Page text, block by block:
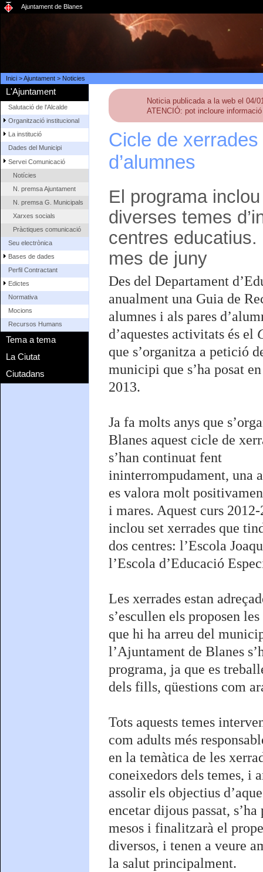
Ajuntament de Blanes
Inici>Ajuntament> Noticies
L'Ajuntament
Salutació de l'Alcalde
Organització institucional
La institució
Dades del Municipi
Servei Comunicació
Notícies
N. premsa Ajuntament
N. premsa G. Municipals
Xarxes socials
Pràctiques comunicació
Seu electrònica
Bases de dades
Perfil Contractant
Edictes
Normativa
Mocions
Recursos Humans
Tema a tema
La Ciutat
Ciutadans
Noticia publicada a la web el 04/
ATENCIÓ: pot incloure
Cicle de
d’alumnes
El programa
diverses temes
centres educatius.
mes de juny
Des del Departament
anualment una Guia de
alumnes i als pares
d’aquestes activitats és el
que s’organitza a petició
municipi que s’ha posat
2013.
Ja fa molts anys que
Blanes aquest cicle de
s’han continuat fent
ininterrompudament, una
es valora molt
i mares. Aquest curs
inclou set xerrades que
dos centres: l’Escola
l’Escola d’Educació
Les xerrades estan
s’escullen els proposen
que hi ha arreu del
l’Ajuntament de Blanes
programa, ja que es
dels fills, qüestions com
Tots aquests temes
com adults més
en la temàtica de les
coneixedors dels temes, i
assolir els objectius
encetar dijous passat,
mesos i finalitzarà el
diversos, i tenen a veure
la salut principalment.